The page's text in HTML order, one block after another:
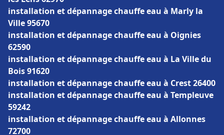
installation et dépannage chauffe eau à Marly la
Ville 95670
installation et dépannage chauffe eau à Oignies
62590
installation et dépannage chauffe eau à La Ville du
Bois 91620
installation et dépannage chauffe eau à Crest 26400
installation et dépannage chauffe eau à Templeuve
59242
installation et dépannage chauffe eau à Allonnes
72700